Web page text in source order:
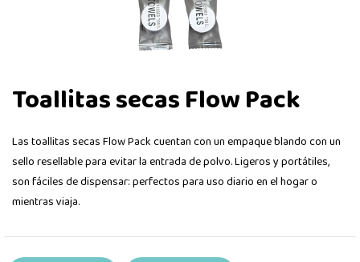
Toallitas secas Flow Pack
Las toallitas secas Flow Pack cuentan con un empaque blando con un
sello resellable para evitar la entrada de polvo. Ligeros y portátiles,
son fáciles de dispensar: perfectos para uso diario en el hogar o
mientras viaja.